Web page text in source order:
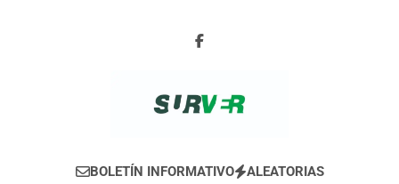
SURVER
BOLETÍN INFORMATIVO ALEATORIAS